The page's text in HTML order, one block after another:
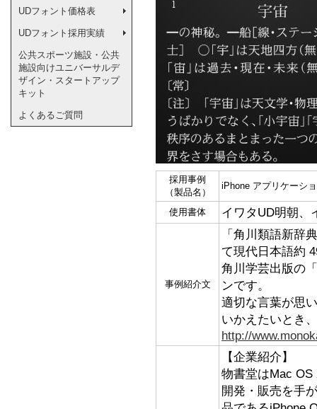
UDフォント価格表
UDフォント採用実績
公共スポーツ施設・公共
施設向けユニバーサルデ
ザイン・スタートアップ
キット
よくあるご質問
採用事例
（製品名）
iPhone アプリケーシ
使用書体 イワタUD明朝、
事例紹介文
「角川類語新辞
て現代日本語約
角川学芸出版の
ンです。
適切な言葉が思
いかえたいとき
http://
【企業紹介】
物書堂はMac
開発・販売を手